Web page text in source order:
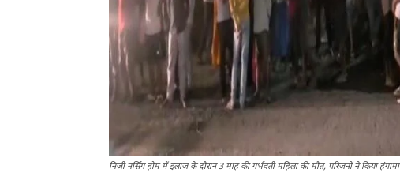
निजी नर्सिंग होम में इलाज के दौरान 3 माह की गर्भवती महिला की मौत, परिजनों ने किया हंगामा